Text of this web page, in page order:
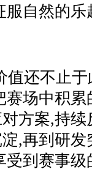
服自然的乐
值还不止
场中积
方案,持
,再到研
到赛事